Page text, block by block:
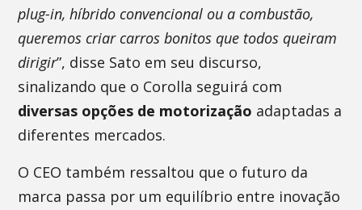
plug-in, híbrido convencional ou a combustão,
queremos criar carros bonitos que todos queiram
dirigir”, disse Sato em seu discurso,
sinalizando que o Corolla seguirá com
diversas opções de motorização adaptadas a
diferentes mercados.
O CEO também ressaltou que o futuro da
marca passa por um equilíbrio entre inovação